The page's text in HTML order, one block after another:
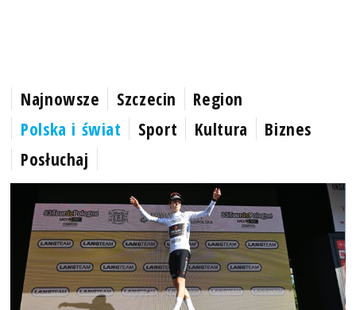
Najnowsze Szczecin
Region
Polska i świat
Sport Kultura
Biznes
Posłuchaj